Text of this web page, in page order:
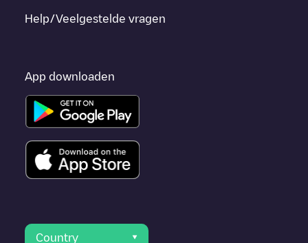
Help/Veelgestelde vragen
App downloaden
Country